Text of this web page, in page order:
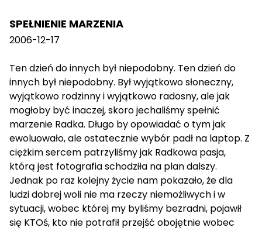
SPEŁNIENIE MARZENIA
2006-12-17
Ten dzień do innych był niepodobny. Ten dzień do
innych był niepodobny. Był wyjątkowo słoneczny,
wyjątkowo rodzinny i wyjątkowo radosny, ale jak
mogłoby być inaczej, skoro jechaliśmy spełnić
marzenie Radka. Długo by opowiadać o tym jak
ewoluowało, ale ostatecznie wybór padł na laptop. Z
ciężkim sercem patrzyliśmy jak Radkowa pasja,
którą jest fotografia schodziła na plan dalszy.
Jednak po raz kolejny życie nam pokazało, że dla
ludzi dobrej woli nie ma rzeczy niemożliwych i w
sytuacji, wobec której my byliśmy bezradni, pojawił
się KTOś, kto nie potrafił przejść obojętnie wobec